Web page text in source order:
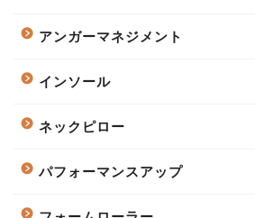
アンガーマネジメント
インソール
ネックピロー
パフォーマンスアップ